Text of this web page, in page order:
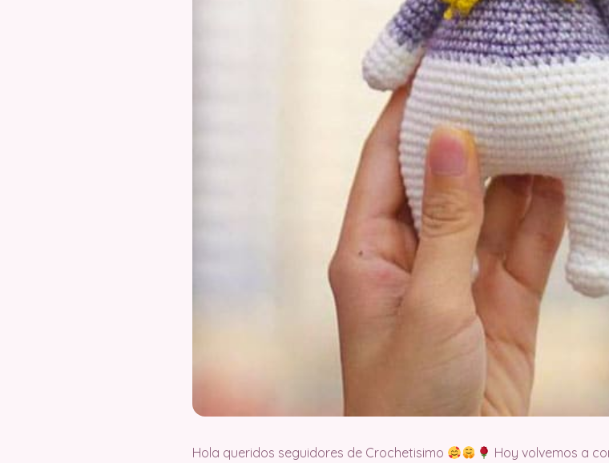
Hola queridos seguidores de Crochetisimo
Hoy volvemos a